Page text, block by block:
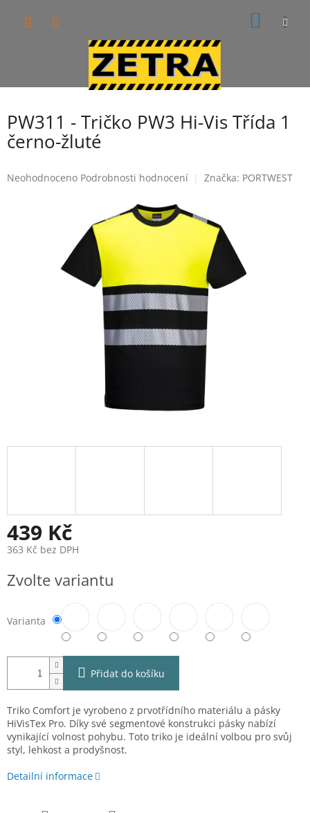
PW311 - Tričko PW3 Hi-Vis Třída 1
černo-žluté
Průměrné
Neohodnoceno Podrobnosti hodnocení Značka: PORTWEST
439 Kč
363 Kč bez DPH
cena:
Zvolte variantu
Varianta
Přidat do košíku
Triko Comfort je vyrobeno z prvotřídního materiálu a pásky
HiVisTex Pro. Díky své segmentové konstrukci pásky nabízí
vynikající volnost pohybu. Toto triko je ideální volbou pro svůj
styl, lehkost a prodyšnost.
Detailní informace